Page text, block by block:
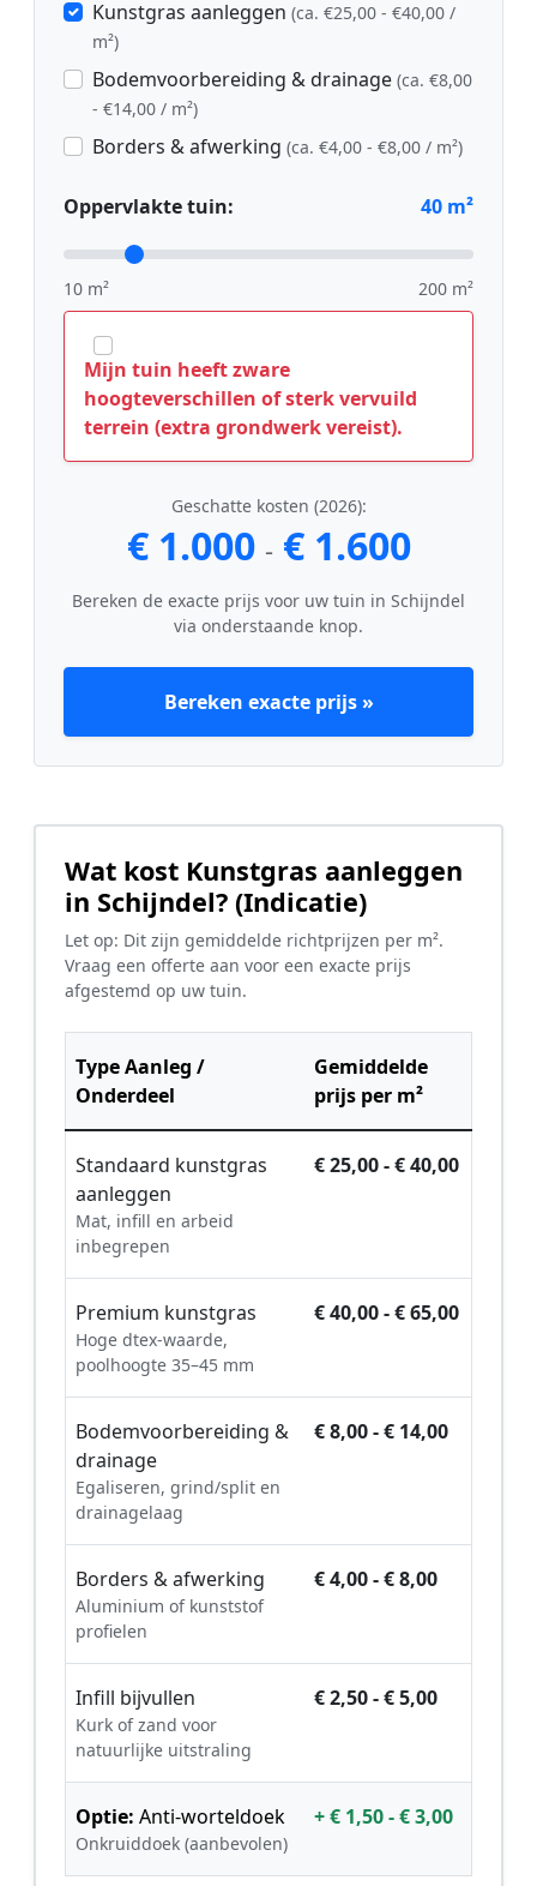
Kunstgras aanleggen (ca. €25,00 - €40,00 /
m²)
Bodemvoorbereiding & drainage (ca. €8,00
- €14,00 / m²)
Borders & afwerking (ca. €4,00 - €8,00 / m²)
Oppervlakte tuin: 40 m²
10 m² 200 m²
Mijn tuin heeft zware
hoogteverschillen of sterk vervuild
terrein (extra grondwerk vereist).
Geschatte kosten (2026):
€ 1.000 - € 1.600
Bereken de exacte prijs voor uw tuin in Schijndel
via onderstaande knop.
Bereken exacte prijs »
Wat kost Kunstgras aanleggen
in Schijndel? (Indicatie)
Let op: Dit zijn gemiddelde richtprijzen per m².
Vraag een offerte aan voor een exacte prijs
afgestemd op uw tuin.
Type Aanleg /
Onderdeel
Gemiddelde
prijs per m²
Standaard kunstgras
aanleggen
Mat, infill en arbeid
inbegrepen
€ 25,00 - € 40,00
Premium kunstgras
Hoge dtex-waarde,
poolhoogte 35–45 mm
€ 40,00 - € 65,00
Bodemvoorbereiding &
drainage
Egaliseren, grind/split en
drainagelaag
€ 8,00 - € 14,00
Borders & afwerking
Aluminium of kunststof
profielen
€ 4,00 - € 8,00
Infill bijvullen
Kurk of zand voor
natuurlijke uitstraling
€ 2,50 - € 5,00
Optie: Anti-worteldoek
Onkruiddoek (aanbevolen)
+ € 1,50 - € 3,00